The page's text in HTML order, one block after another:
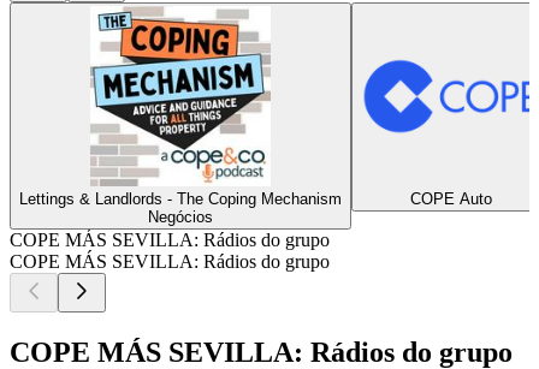
Lettings & Landlords - The Coping Mechanism
Negócios
COPE Auto
COPE MÁS SEVILLA: Rádios do grupo
COPE MÁS SEVILLA: Rádios do grupo
COPE MÁS SEVILLA: Rádios do grupo